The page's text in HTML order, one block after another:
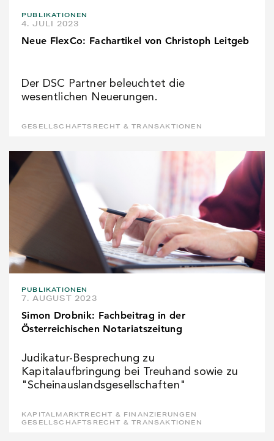
PUBLIKATIONEN
4. JULI 2023
Neue FlexCo: Fachartikel von Christoph Leitgeb
Der DSC Partner beleuchtet die
wesentlichen Neuerungen.
GESELLSCHAFTSRECHT & TRANSAKTIONEN
PUBLIKATIONEN
7. AUGUST 2023
Simon Drobnik: Fachbeitrag in der
Österreichischen Notariatszeitung
Judikatur-Besprechung zu
Kapitalaufbringung bei Treuhand sowie zu
"Scheinauslandsgesellschaften"
KAPITALMARKTRECHT & FINANZIERUNGEN
GESELLSCHAFTSRECHT & TRANSAKTIONEN